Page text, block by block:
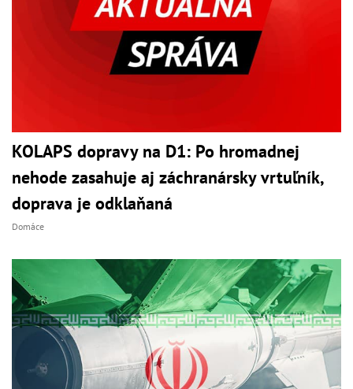
KOLAPS dopravy na D1: Po hromadnej
nehode zasahuje aj záchranársky vrtuľník,
doprava je odklaňaná
Domáce